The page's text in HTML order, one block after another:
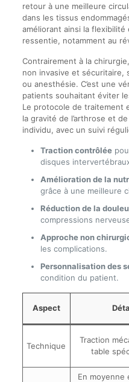
retour à une meilleure
dans les tissus
améliorant ainsi la
ressentie, notamment au
Contrairement à la
non invasive et sécuritaire,
ou anesthésie. C’est une
patients souhaitant éviter
Le protocole de traitement
la gravité de l’arthrose et
individu, avec un suivi
Traction contrôlée
disques
Amélioration de la
grâce à une meilleure
Réduction de la
compressions
Approche non
les complications.
Personnalisation des
condition du patient.
Aspect
Technique
Traction
table
En moyenne